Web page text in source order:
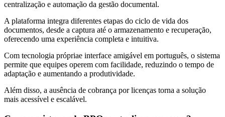
centralização e automação da gestão documental.
A plataforma integra diferentes etapas do ciclo de vida dos
documentos, desde a captura até o armazenamento e recuperação,
oferecendo uma experiência completa e intuitiva.
Com tecnologia própriae interface amigável em português, o sistema
permite que equipes operem com facilidade, reduzindo o tempo de
adaptação e aumentando a produtividade.
Além disso, a ausência de cobrança por licenças torna a solução
mais acessível e escalável.